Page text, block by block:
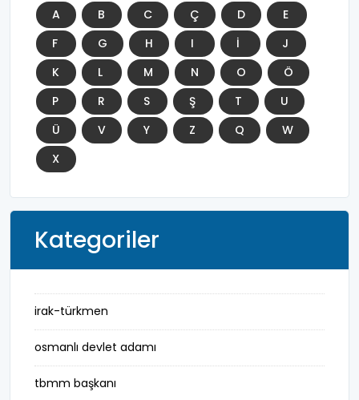
A B C Ç D
E
F
G H I İ
J
K
L M N O
Ö
P
R S Ş T
U
Ü
V Y Z Q
W
X
Kategoriler
irak-türkmen
osmanlı devlet adamı
tbmm başkanı